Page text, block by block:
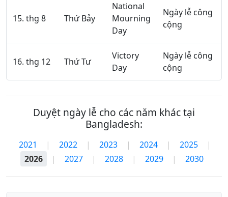
15. thg 8 Thứ Bảy
National
Mourning
Day
Ngày lễ công
cộng
16. thg 12 Thứ Tư
Victory
Day
Ngày lễ công
cộng
Duyệt ngày lễ cho các năm khác tại
Bangladesh:
2021 | 2022 | 2023 | 2024 | 2025
|
2026
| 2027 | 2028 | 2029 | 2030